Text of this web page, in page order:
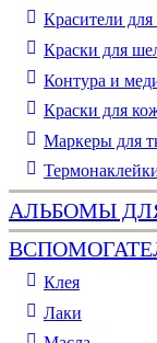
Красители для
Краски для
Контура и
Краски для
Маркеры для
АЛЬБОМЫ
Клея
Лаки